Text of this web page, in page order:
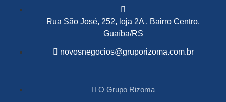
Rua São José, 252, loja 2A , Bairro Centro,
Guaíba/RS
novosnegocios@gruporizoma.com.br
O Grupo Rizoma